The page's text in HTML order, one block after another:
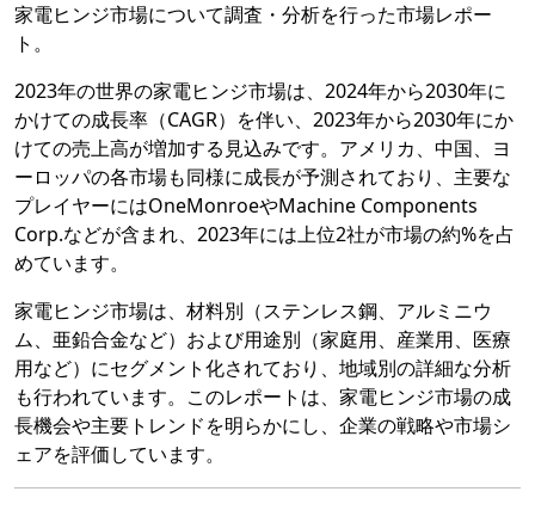
家電ヒンジ市場について調査・分析を行った市場レポー
ト。
2023年の世界の家電ヒンジ市場は、2024年から2030年に
かけての成長率（CAGR）を伴い、2023年から2030年にか
けての売上高が増加する見込みです。アメリカ、中国、ヨ
ーロッパの各市場も同様に成長が予測されており、主要な
プレイヤーにはOneMonroeやMachine Components
Corp.などが含まれ、2023年には上位2社が市場の約%を占
めています。
家電ヒンジ市場は、材料別（ステンレス鋼、アルミニウ
ム、亜鉛合金など）および用途別（家庭用、産業用、医療
用など）にセグメント化されており、地域別の詳細な分析
も行われています。このレポートは、家電ヒンジ市場の成
長機会や主要トレンドを明らかにし、企業の戦略や市場シ
ェアを評価しています。